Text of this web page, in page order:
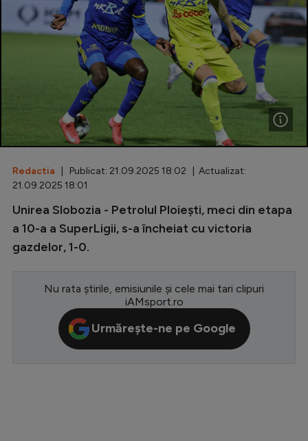
Cupa României
Echipa Națională
U21
Fotbal feminin
Special
Diverse
Inedit
Europa League
Conference League
CM 2026
Redactia | Publicat: 21.09.2025 18:02 | Actualizat:
21.09.2025 18:01
Unirea Slobozia - Petrolul Ploiești, meci din etapa
a 10-a a SuperLigii, s-a încheiat cu victoria
gazdelor, 1-0.
Nu rata știrile, emisiunile și cele mai tari clipuri
iAMsport.ro
Urmărește-ne pe Google